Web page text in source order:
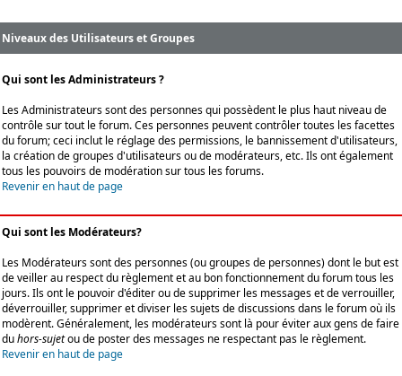
Niveaux des Utilisateurs et Groupes
Qui sont les Administrateurs ?
Les Administrateurs sont des personnes qui possèdent le plus haut niveau de
contrôle sur tout le forum. Ces personnes peuvent contrôler toutes les facettes
du forum; ceci inclut le réglage des permissions, le bannissement d'utilisateurs,
la création de groupes d'utilisateurs ou de modérateurs, etc. Ils ont également
tous les pouvoirs de modération sur tous les forums.
Revenir en haut de page
Qui sont les Modérateurs?
Les Modérateurs sont des personnes (ou groupes de personnes) dont le but est
de veiller au respect du règlement et au bon fonctionnement du forum tous les
jours. Ils ont le pouvoir d'éditer ou de supprimer les messages et de verrouiller,
déverrouiller, supprimer et diviser les sujets de discussions dans le forum où ils
modèrent. Généralement, les modérateurs sont là pour éviter aux gens de faire
duhors-sujetou de poster des messages ne respectant pas le règlement.
Revenir en haut de page